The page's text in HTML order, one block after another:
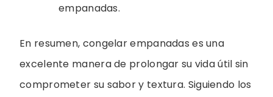
empanadas.
En resumen, congelar empanadas es una
excelente manera de prolongar su vida útil sin
comprometer su sabor y textura. Siguiendo los